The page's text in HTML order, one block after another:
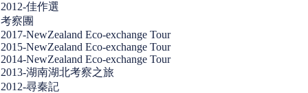
2012-佳作選
考察團
2017-NewZealand Eco-exchange Tour
2015-NewZealand Eco-exchange Tour
2014-NewZealand Eco-exchange Tour
2013-湖南湖北考察之旅
2012-尋秦記